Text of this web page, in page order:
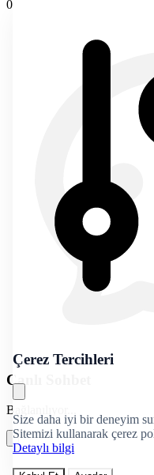
Çerez Tercihleri
Size daha iyi bir deneyim
Sitemizi kullanarak çerez
Detaylı bilgi
0
Canlı Sohbet
Bağlanılıyor...